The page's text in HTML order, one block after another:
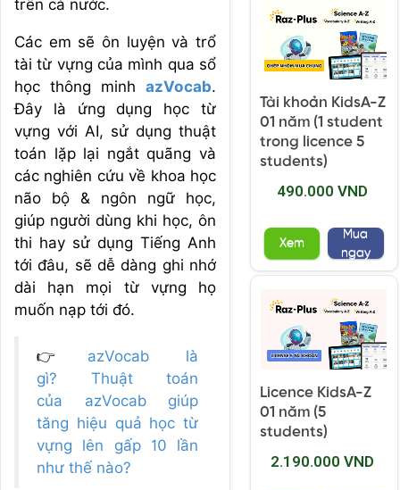
trên cả nước.
Các em sẽ ôn luyện và trổ
tài từ vựng của mình qua sổ
học thông minh azVocab.
Đây là ứng dụng học từ
vựng với AI, sử dụng thuật
toán lặp lại ngắt quãng và
các nghiên cứu về khoa học
não bộ & ngôn ngữ học,
giúp người dùng khi học, ôn
thi hay sử dụng Tiếng Anh
tới đâu, sẽ dễ dàng ghi nhớ
dài hạn mọi từ vựng họ
muốn nạp tới đó.
👉 azVocab là
gì? Thuật toán
của azVocab giúp
tăng hiệu quả học từ
vựng lên gấp 10 lần
như thế nào?
Tài khoản KidsA-Z
01 năm (1 student
trong licence 5
students)
490.000 VND
Xem
Mua
ngay
Licence KidsA-Z
01 năm (5
students)
2.190.000 VND